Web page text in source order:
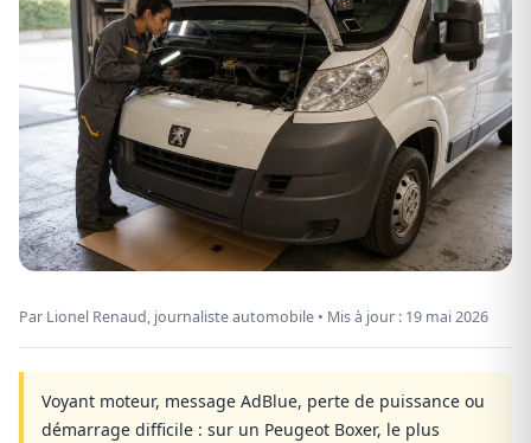
Par Lionel Renaud, journaliste automobile • Mis à jour : 19 mai 2026
Voyant moteur, message AdBlue, perte de puissance ou
démarrage difficile : sur un Peugeot Boxer, le plus